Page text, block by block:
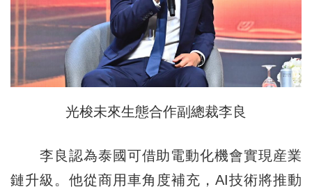
光梭未來生態合作副總裁李良
李良認為泰國可借助電動化機會實現産業
鏈升級。他從商用車角度補充，AI技術將推動